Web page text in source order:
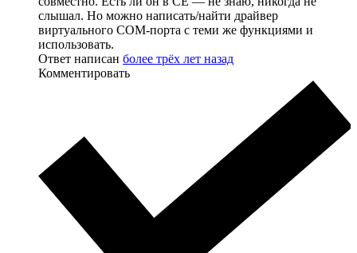
слышал. Но можно написать/найти драйвер
виртуального COM-порта с теми же функциями и
использовать.
Ответ написан более трёх лет назад
Комментировать